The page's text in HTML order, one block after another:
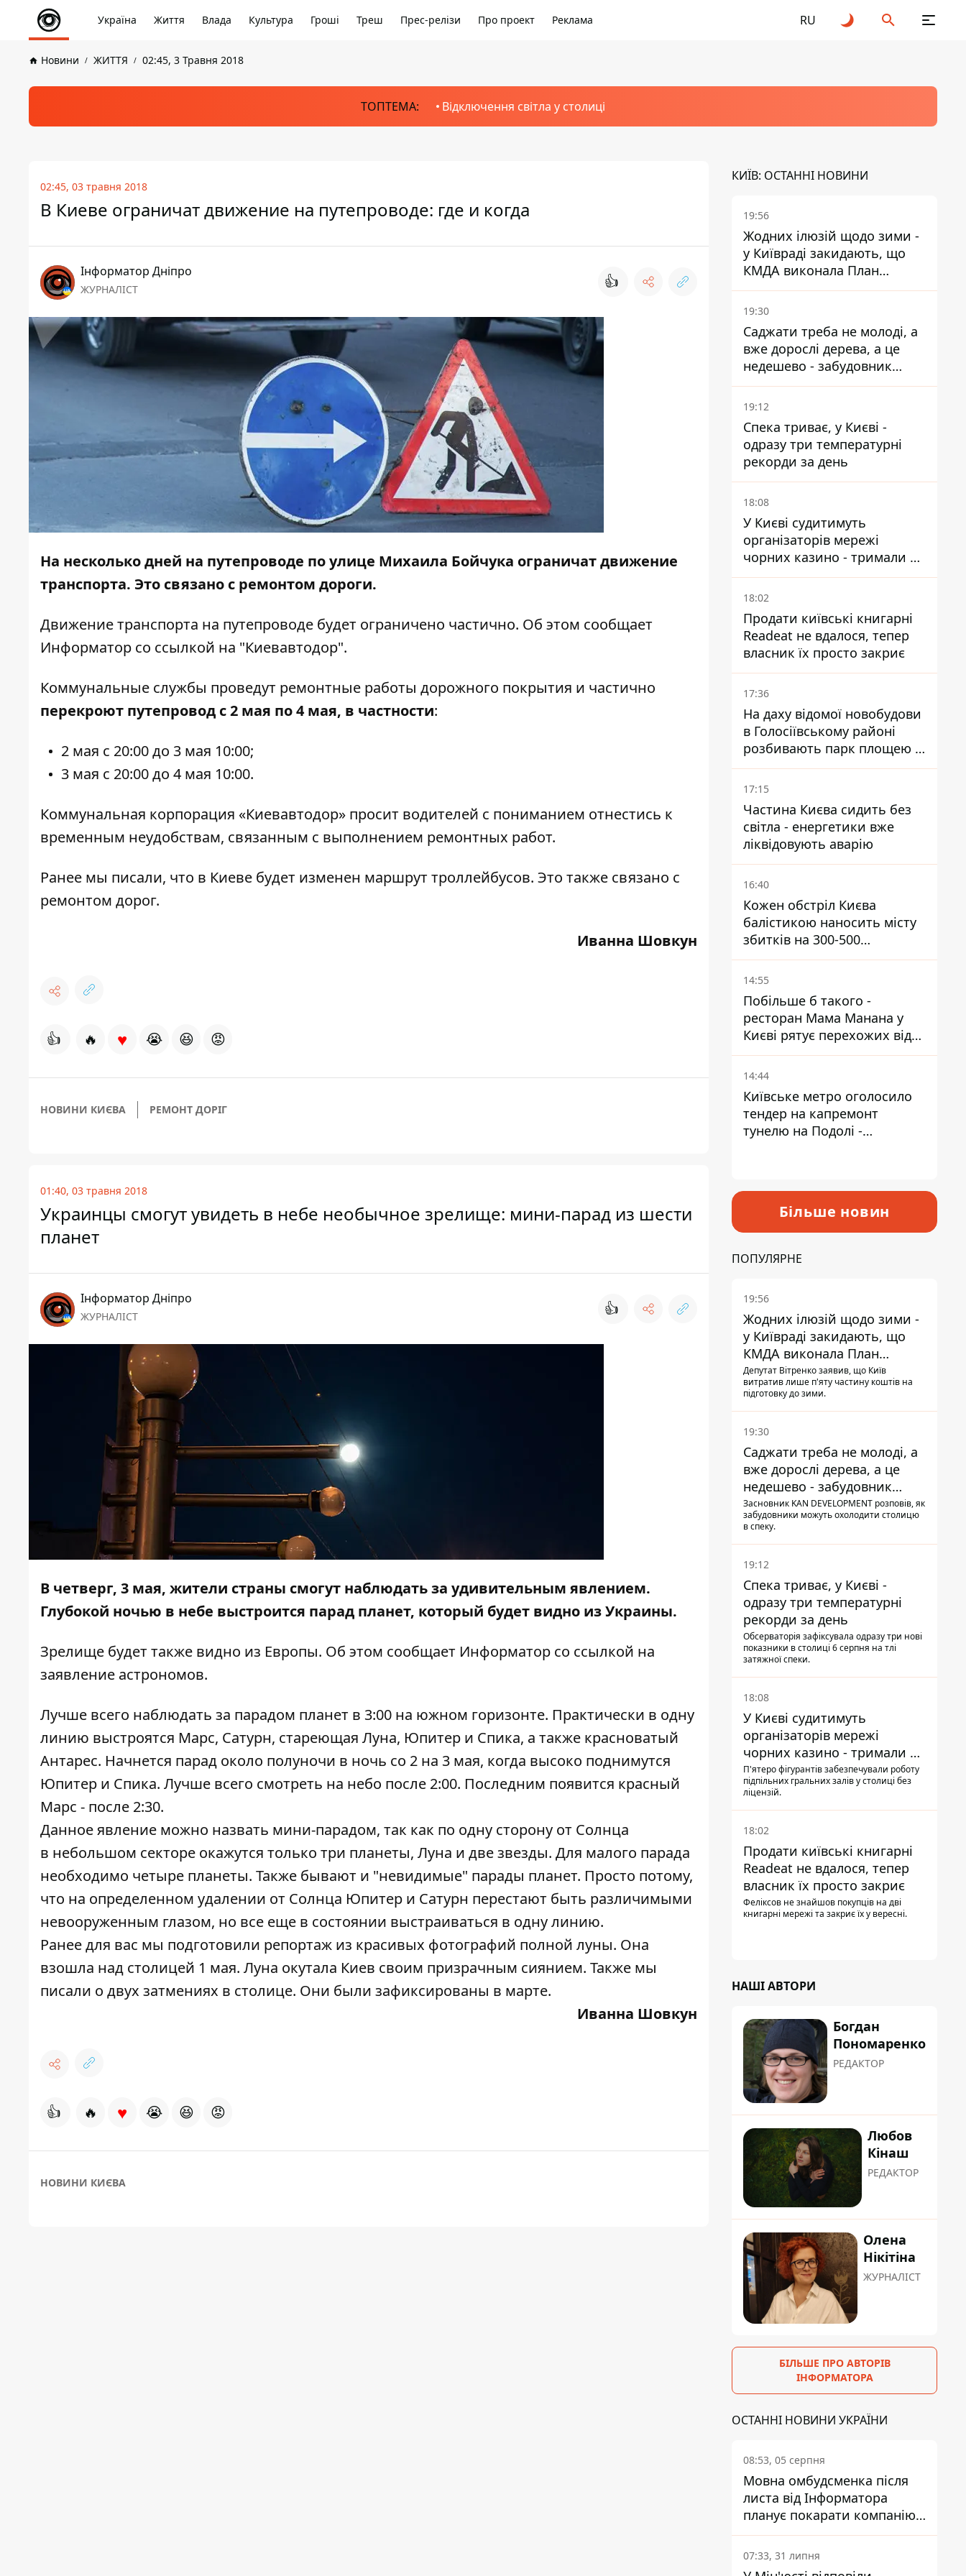
Україна Життя Влада Культура Гроші Треш Прес-релізи Про проект Реклама RU
Новини ЖИТТЯ 02:45, 3 Травня 2018
ТОПТЕМА: Відключення світла у столиці
02:45, 03 травня 2018
В Киеве ограничат движение на путепроводе: где и когда
Інформатор Дніпро
ЖУРНАЛІСТ 👍
На несколько дней на путепроводе по улице Михаила Бойчука ограничат движение
транспорта. Это связано с ремонтом дороги.
Движение транспорта на путепроводе будет ограничено частично. Об этом сообщает
Информатор со ссылкой на "Киевавтодор".
Коммунальные службы проведут ремонтные работы дорожного покрытия и частично
перекроют путепровод с 2 мая по 4 мая, в частности:
2 мая с 20:00 до 3 мая 10:00;
3 мая с 20:00 до 4 мая 10:00.
Коммунальная корпорация «Киевавтодор» просит водителей с пониманием отнестись к
временным неудобствам, связанным с выполнением ремонтных работ.
Ранее мы писали, что в Киеве будет изменен маршрут троллейбусов. Это также связано с
ремонтом дорог.
Иванна Шовкун
👍 🔥 ♥ 😭 😆 😡
НОВИНИ КИЄВА РЕМОНТ ДОРІГ
01:40, 03 травня 2018
Украинцы смогут увидеть в небе необычное зрелище: мини-парад из шести
планет
Інформатор Дніпро
ЖУРНАЛІСТ 👍
В четверг, 3 мая, жители страны смогут наблюдать за удивительным явлением.
Глубокой ночью в небе выстроится парад планет, который будет видно из Украины.
Зрелище будет также видно из Европы. Об этом сообщает Информатор со ссылкой на
заявление астрономов.
Лучше всего наблюдать за парадом планет в 3:00 на южном горизонте. Практически в одну
линию выстроятся Марс, Сатурн, стареющая Луна, Юпитер и Спика, а также красноватый
Антарес. Начнется парад около полуночи в ночь со 2 на 3 мая, когда высоко поднимутся
Юпитер и Спика. Лучше всего смотреть на небо после 2:00. Последним появится красный
Марс - после 2:30.
Данное явление можно назвать мини-парадом, так как по одну сторону от Солнца
в небольшом секторе окажутся только три планеты, Луна и две звезды. Для малого парада
необходимо четыре планеты. Также бывают и "невидимые" парады планет. Просто потому,
что на определенном удалении от Солнца Юпитер и Сатурн перестают быть различимыми
невооруженным глазом, но все еще в состоянии выстраиваться в одну линию.
Ранее для вас мы подготовили репортаж из красивых фотографий полной луны. Она
взошла над столицей 1 мая. Луна окутала Киев своим призрачным сиянием. Также мы
писали о двух затмениях в столице. Они были зафиксированы в марте.
Иванна Шовкун
👍 🔥 ♥ 😭 😆 😡
НОВИНИ КИЄВА
КИЇВ: ОСТАННІ НОВИНИ
19:56
Жодних ілюзій щодо зими -
у Київраді закидають, що
КМДА виконала План
стійкості на 20%
19:30
Саджати треба не молоді, а
вже дорослі дерева, а це
недешево - забудовник
Ніконов
19:12
Спека триває, у Києві -
одразу три температурні
рекорди за день
18:08
У Києві судитимуть
організаторів мережі
чорних казино - тримали 39
закладів
18:02
Продати київські книгарні
Readeat не вдалося, тепер
власник їх просто закриє
17:36
На даху відомої новобудови
в Голосіївському районі
розбивають парк площею в
гектар
17:15
Частина Києва сидить без
світла - енергетики вже
ліквідовують аварію
16:40
Кожен обстріл Києва
балістикою наносить місту
збитків на 300-500
мільйонів - Петро
Пантелеєв
14:55
Побільше б такого -
ресторан Мама Манана у
Києві рятує перехожих від
спеки
14:44
Київське метро оголосило
тендер на капремонт
тунелю на Подолі -
Більше новин
ПОПУЛЯРНЕ
19:56
Жодних ілюзій щодо зими -
у Київраді закидають, що
КМДА виконала План
стійкості на 20%
Депутат Вітренко заявив, що Київ
витратив лише п'яту частину коштів на
підготовку до зими.
19:30
Саджати треба не молоді, а
вже дорослі дерева, а це
недешево - забудовник
Ніконов
Засновник KAN DEVELOPMENT розповів, як
забудовники можуть охолодити столицю
в спеку.
19:12
Спека триває, у Києві -
одразу три температурні
рекорди за день
Обсерваторія зафіксувала одразу три нові
показники в столиці 6 серпня на тлі
затяжної спеки.
18:08
У Києві судитимуть
організаторів мережі
чорних казино - тримали 39
закладів
П'ятеро фігурантів забезпечували роботу
підпільних гральних залів у столиці без
ліцензій.
18:02
Продати київські книгарні
Readeat не вдалося, тепер
власник їх просто закриє
Феліксов не знайшов покупців на дві
книгарні мережі та закриє їх у вересні.
НАШІ АВТОРИ
Богдан
Пономаренко
РЕДАКТОР
Любов
Кінаш
РЕДАКТОР
Олена
Нікітіна
ЖУРНАЛІСТ
БІЛЬШЕ ПРО АВТОРІВ
ІНФОРМАТОРА
ОСТАННІ НОВИНИ УКРАЇНИ
08:53, 05 серпня
Мовна омбудсменка після
листа від Інформатора
планує покарати компанію-
підрядника ПриватБанку
07:33, 31 липня